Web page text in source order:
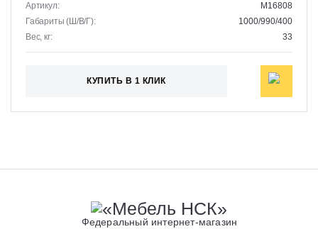
Артикул:
M16808
Габариты (Ш/В/Г):
1000/990/400
Вес, кг:
33
КУПИТЬ В 1 КЛИК
Федеральный интернет-магазин